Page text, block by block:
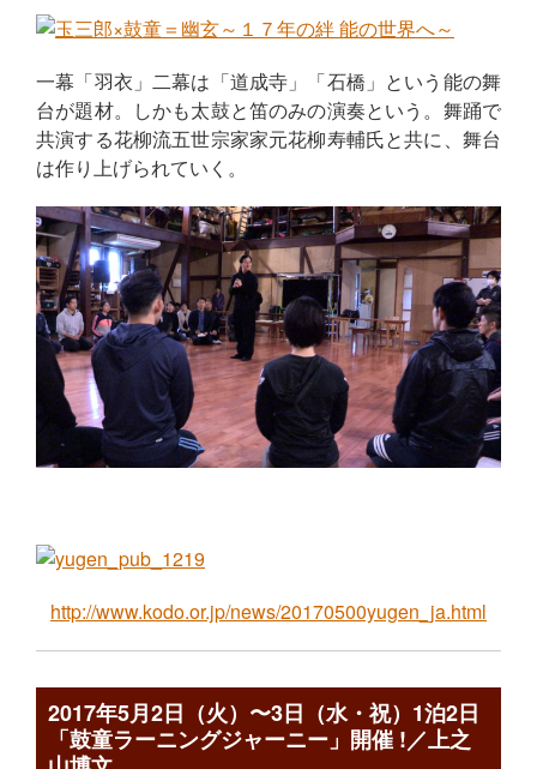
一幕「羽衣」二幕は「道成寺」「石橋」という能の舞
台が題材。しかも太鼓と笛のみの演奏という。舞踊で
共演する花柳流五世宗家家元花柳寿輔氏と共に、舞台
は作り上げられていく。
http://www.kodo.or.jp/news/20170500yugen_ja.html
2017年5月2日（火）〜3日（水・祝）1泊2日
「鼓童ラーニングジャーニー」開催 !／上之